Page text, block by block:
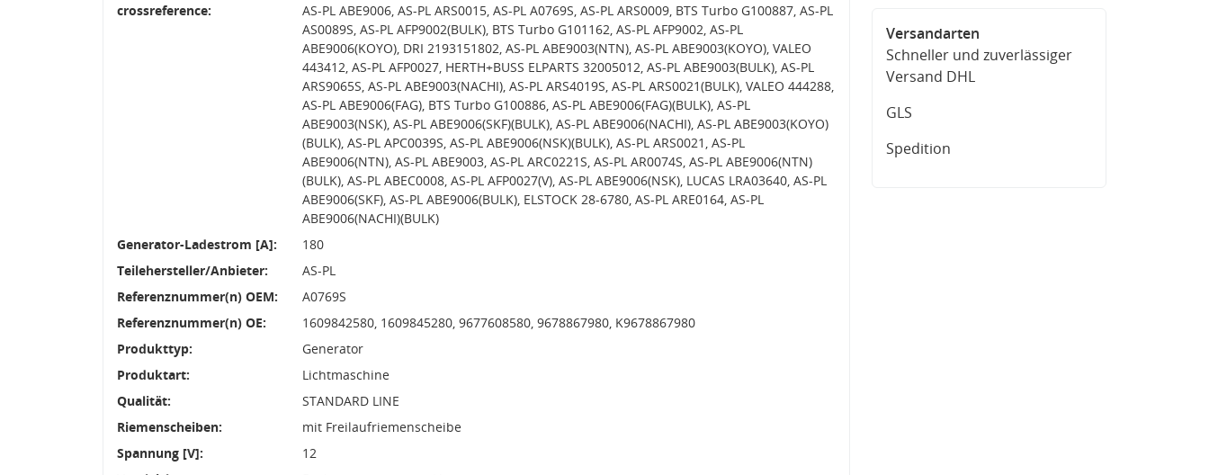
crossreference:
AS-PL ABE9006, AS-PL ARS0015, AS-PL A0769S, AS-PL ARS0009, BTS Turbo G100887, AS-PL
AS0089S, AS-PL AFP9002(BULK), BTS Turbo G101162, AS-PL AFP9002, AS-PL
ABE9006(KOYO), DRI 2193151802, AS-PL ABE9003(NTN), AS-PL ABE9003(KOYO), VALEO
443412, AS-PL AFP0027, HERTH+BUSS ELPARTS 32005012, AS-PL ABE9003(BULK), AS-PL
ARS9065S, AS-PL ABE9003(NACHI), AS-PL ARS4019S, AS-PL ARS0021(BULK), VALEO 444288,
AS-PL ABE9006(FAG), BTS Turbo G100886, AS-PL ABE9006(FAG)(BULK), AS-PL
ABE9003(NSK), AS-PL ABE9006(SKF)(BULK), AS-PL ABE9006(NACHI), AS-PL ABE9003(KOYO)
(BULK), AS-PL APC0039S, AS-PL ABE9006(NSK)(BULK), AS-PL ARS0021, AS-PL
ABE9006(NTN), AS-PL ABE9003, AS-PL ARC0221S, AS-PL AR0074S, AS-PL ABE9006(NTN)
(BULK), AS-PL ABEC0008, AS-PL AFP0027(V), AS-PL ABE9006(NSK), LUCAS LRA03640, AS-PL
ABE9006(SKF), AS-PL ABE9006(BULK), ELSTOCK 28-6780, AS-PL ARE0164, AS-PL
ABE9006(NACHI)(BULK)
Generator-Ladestrom [A]:
180
Teilehersteller/Anbieter:
AS-PL
Referenznummer(n) OEM:
A0769S
Referenznummer(n) OE:
1609842580, 1609845280, 9677608580, 9678867980, K9678867980
Produkttyp:
Generator
Produktart:
Lichtmaschine
Qualität:
STANDARD LINE
Riemenscheiben:
mit Freilaufriemenscheibe
Spannung [V]:
12
Versandarten
Schneller und zuverlässiger
Versand DHL
GLS
Spedition